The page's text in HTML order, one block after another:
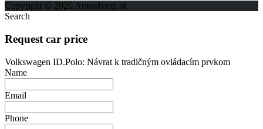
Copyright © 2026 Autoolymp.sk.
Search
Request car price
Volkswagen ID.Polo: Návrat k tradičným ovládacím prvkom
Name
Email
Phone